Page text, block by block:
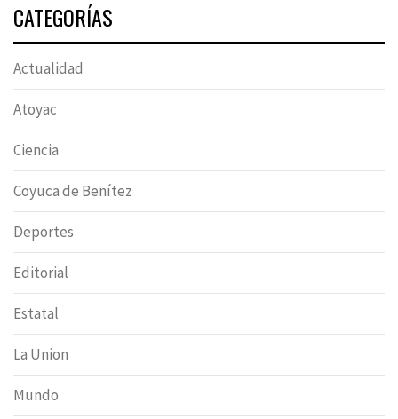
CATEGORÍAS
Actualidad
Atoyac
Ciencia
Coyuca de Benítez
Deportes
Editorial
Estatal
La Union
Mundo